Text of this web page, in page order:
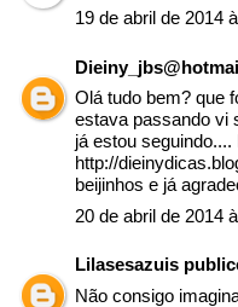
19 de abril de 2014
Olá tudo bem? que
estava passando vi
já estou
http://
beijinhos e já
20 de abril de 2014
Lilasesazuis
Não consigo